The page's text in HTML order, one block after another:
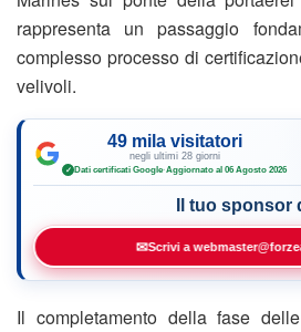
rappresenta un passaggio
complesso processo di
velivoli.
49 mila visitatori
negli ultimi 28 giorni
✓ Dati certificati Google·Aggiornato al 06 Agosto 2026
Il tuo sponsor
✉Scrivi a
Il completamento della fase